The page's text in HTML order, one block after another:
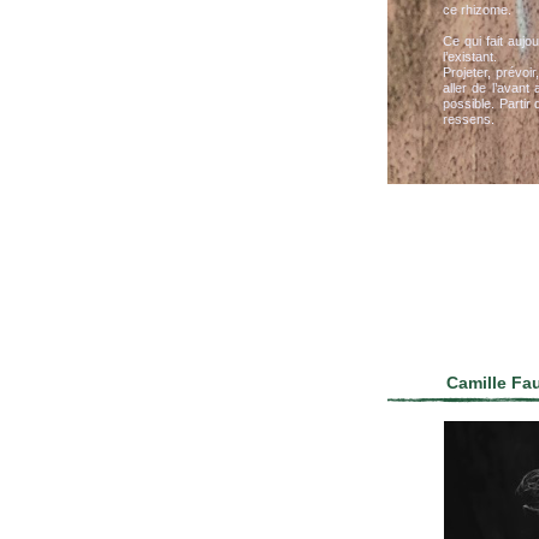
ce rhizome.
Ce qui fait
l’existant.
Projeter,
aller de
possible. Partir
ressens.
Camille